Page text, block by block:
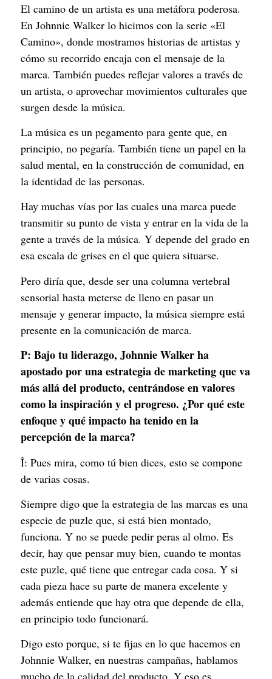
El camino de un artista es una metáfora poderosa.
En Johnnie Walker lo hicimos con la serie «El
Camino», donde mostramos historias de artistas y
cómo su recorrido encaja con el mensaje de la
marca. También puedes reflejar valores a través de
un artista, o aprovechar movimientos culturales que
surgen desde la música.
La música es un pegamento para gente que, en
principio, no pegaría. También tiene un papel en la
salud mental, en la construcción de comunidad, en
la identidad de las personas.
Hay muchas vías por las cuales una marca puede
transmitir su punto de vista y entrar en la vida de la
gente a través de la música. Y depende del grado en
esa escala de grises en el que quiera situarse.
Pero diría que, desde ser una columna vertebral
sensorial hasta meterse de lleno en pasar un
mensaje y generar impacto, la música siempre está
presente en la comunicación de marca.
P: Bajo tu liderazgo, Johnnie Walker ha
apostado por una estrategia de marketing que va
más allá del producto, centrándose en valores
como la inspiración y el progreso. ¿Por qué este
enfoque y qué impacto ha tenido en la
percepción de la marca?
Î: Pues mira, como tú bien dices, esto se compone
de varias cosas.
Siempre digo que la estrategia de las marcas es una
especie de puzle que, si está bien montado,
funciona. Y no se puede pedir peras al olmo. Es
decir, hay que pensar muy bien, cuando te montas
este puzle, qué tiene que entregar cada cosa. Y si
cada pieza hace su parte de manera excelente y
además entiende que hay otra que depende de ella,
en principio todo funcionará.
Digo esto porque, si te fijas en lo que hacemos en
Johnnie Walker, en nuestras campañas, hablamos